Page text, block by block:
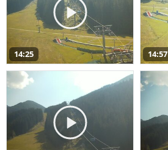
14:25 14:57